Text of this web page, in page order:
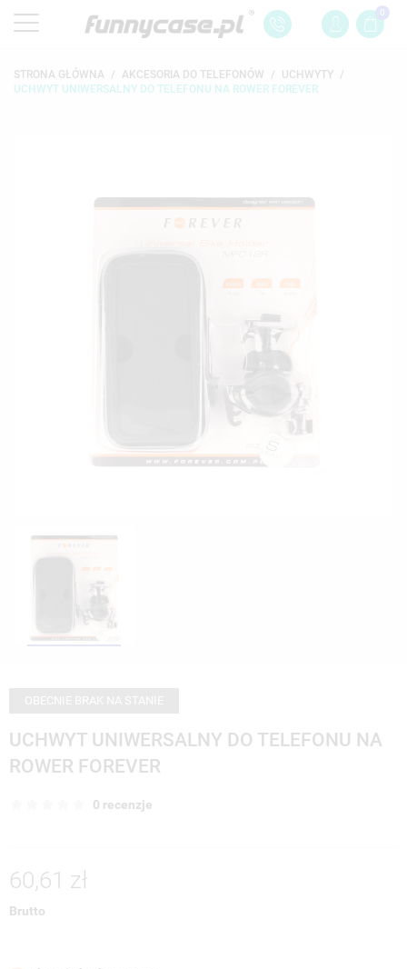
0
STRONA GŁÓWNA AKCESORIA DO TELEFONÓW
UCHWYTY
UCHWYT UNIWERSALNY DO TELEFONU NA ROWER FOREVER
UCHWYT UNIWERSALNY DO TELEFONU NA
ROWER FOREVER
0 recenzje
60,61 zł
Brutto